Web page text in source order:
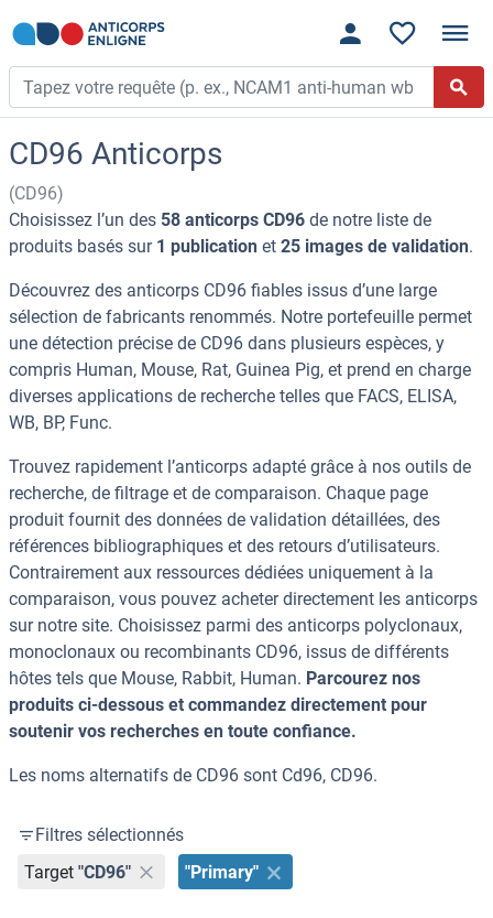
CD96 Anticorps
(CD96)
Choisissez l’un des 58 anticorps CD96 de notre liste de
produits basés sur 1 publication et 25 images de validation.
Découvrez des anticorps CD96 fiables issus d’une large
sélection de fabricants renommés. Notre portefeuille permet
une détection précise de CD96 dans plusieurs espèces, y
compris Human, Mouse, Rat, Guinea Pig, et prend en charge
diverses applications de recherche telles que FACS, ELISA,
WB, BP, Func.
Trouvez rapidement l’anticorps adapté grâce à nos outils de
recherche, de filtrage et de comparaison. Chaque page
produit fournit des données de validation détaillées, des
références bibliographiques et des retours d’utilisateurs.
Contrairement aux ressources dédiées uniquement à la
comparaison, vous pouvez acheter directement les anticorps
sur notre site. Choisissez parmi des anticorps polyclonaux,
monoclonaux ou recombinants CD96, issus de différents
hôtes tels que Mouse, Rabbit, Human. Parcourez nos
produits ci-dessous et commandez directement pour
soutenir vos recherches en toute confiance.
Les noms alternatifs de CD96 sont Cd96, CD96.
Filtres sélectionnés
Target "CD96" "Primary"